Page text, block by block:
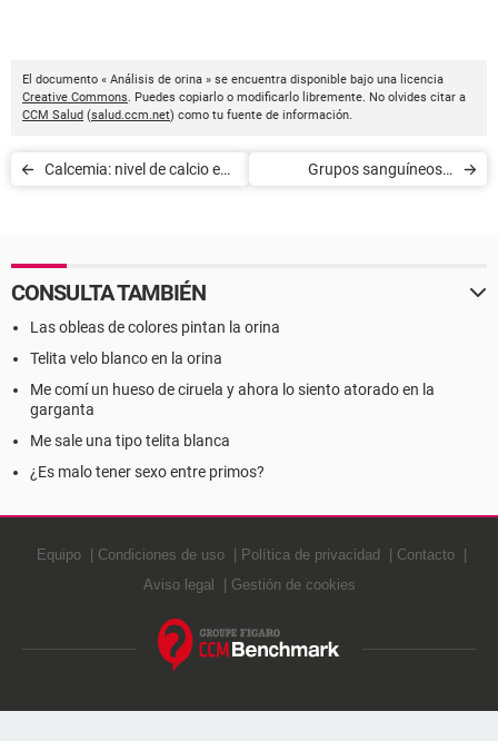
El documento « Análisis de orina » se encuentra disponible bajo una licencia
Creative Commons. Puedes copiarlo o modificarlo libremente. No olvides citar a
CCM Salud (salud.ccm.net) como tu fuente de información.
Calcemia: nivel de calcio en
Grupos sanguíneos y
CONSULTA TAMBIÉN
Las obleas de colores pintan la orina
Telita velo blanco en la orina
Me comí un hueso de ciruela y ahora lo siento atorado en la
garganta
Me sale una tipo telita blanca
¿Es malo tener sexo entre primos?
Equipo Condiciones de uso Política de privacidad
Contacto
Aviso legal
Gestión de cookies